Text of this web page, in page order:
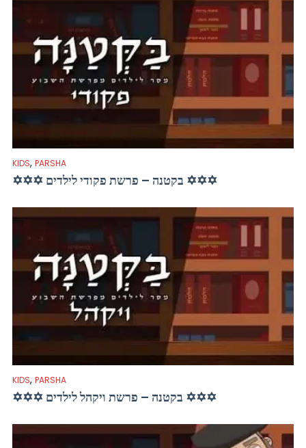
KIDS, PARSHA
✡✡✡ בקטנה – פרשת פקודי לילדים ✡✡✡
KIDS, PARSHA
✡✡✡ בקטנה – פרשת ויקהל לילדים ✡✡✡